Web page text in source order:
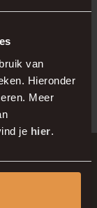
van
Hieronder
Meer
je hier.
een vloer